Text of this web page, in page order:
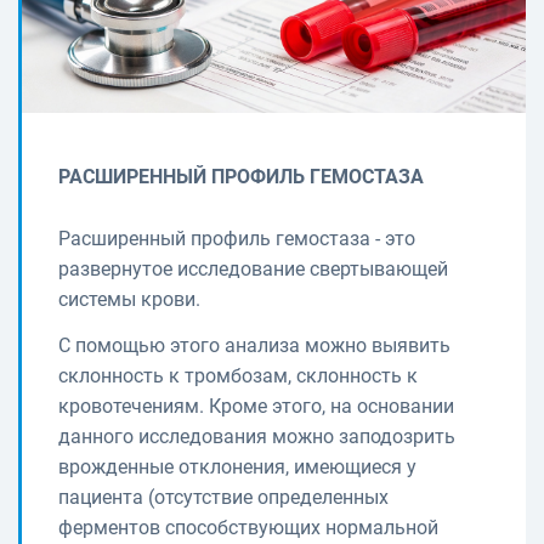
РАСШИРЕННЫЙ ПРОФИЛЬ ГЕМОСТАЗА
Расширенный профиль гемостаза - это
развернутое исследование свертывающей
системы крови.
С помощью этого анализа можно выявить
склонность к тромбозам, склонность к
кровотечениям. Кроме этого, на основании
данного исследования можно заподозрить
врожденные отклонения, имеющиеся у
пациента (отсутствие определенных
ферментов способствующих нормальной